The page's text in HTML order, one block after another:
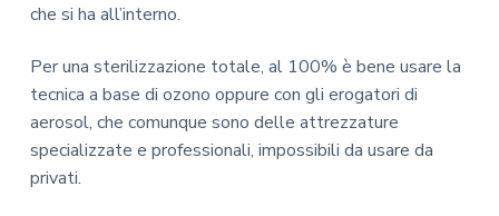
che si ha all’interno.
Per una sterilizzazione totale, al 100% è bene usare la
tecnica a base di ozono oppure con gli erogatori di
aerosol, che comunque sono delle attrezzature
specializzate e professionali, impossibili da usare da
privati.